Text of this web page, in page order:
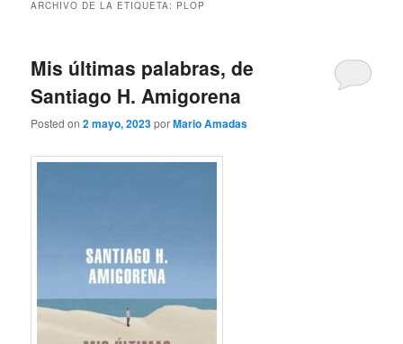
ARCHIVO DE LA ETIQUETA: PLOP
Mis últimas palabras, de
Santiago H. Amigorena
Posted on2 mayo, 2023porMario Amadas